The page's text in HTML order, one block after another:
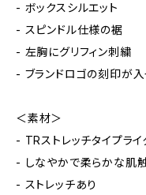
- ボックスシルエット
- スピンドル仕様の裾
- 左胸にグリフィン刺繍
- ブランドロゴの刻印が入
＜素材＞
- TRストレッチタイプラ
- しなやかで柔らかな肌
- ストレッチあり